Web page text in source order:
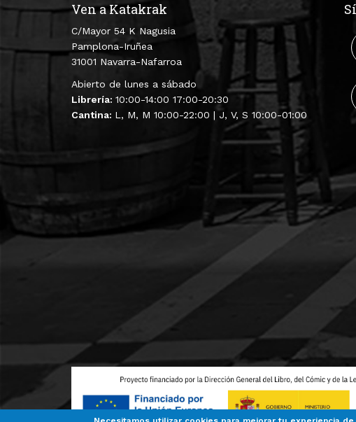
Ven a Katakrak
C/Mayor 54 K Nagusia
Pamplona-Iruñea
31001 Navarra-Nafarroa
Abierto de lunes a sábado
Librería: 10:00-14:00 17:00-20:30
Cantina: L, M, M 10:00-22:00 | J, V, S 10:00-01:00